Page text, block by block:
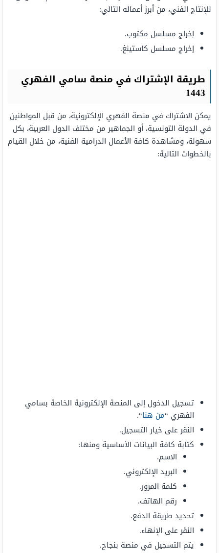
للإنتاج الفني، من أبرز أعماله التالي:
إخراج مسلسل مكتوب.
إخراج مسلسل كاستينغ.
طريقة الإشتراك في منصة سامي الفهري
1443
يمكن الاشتراك في منصة الفهري الإلكترونية، من قبل المواطنين
في الدولة التونسية، أو الجماهير من مختلف الدول العربية، بكل
سهولة، ومشاهدة كافة الأعمال الدرامية الفنية، من خلال القيام
بالخطوات التالية:
تسجيل الدخول إلى المنصة الإلكترونية الخاصة بسامي
الفهري “من هنا“.
النقر على خيار التسجيل.
كتابة كافة البيانات الأساسية ومنها:
الاسم.
البريد الإلكتروني.
كلمة المرور.
رقم الهاتف.
تحديد طريقة الدفع.
النقر على الإنهاء.
يتم التسجيل في منصة بنجاح.